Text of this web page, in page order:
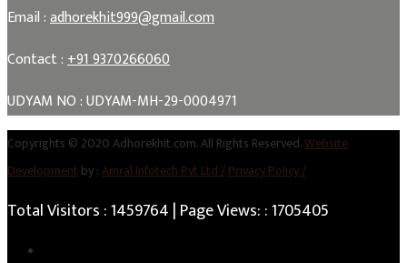
Email :adhorekhit999@gmail.com
Contact :+91 9370266060
UDYAM NO : UDYAM-MH-29-0004971
Copyrights © 2020 Adhorekhit.com. All Rights Reserved.Website
Developmentby :Amral Infotech Pvt Ltd /Privacy Policy /
Total Visitors :1459764 | Page Views: :1705405